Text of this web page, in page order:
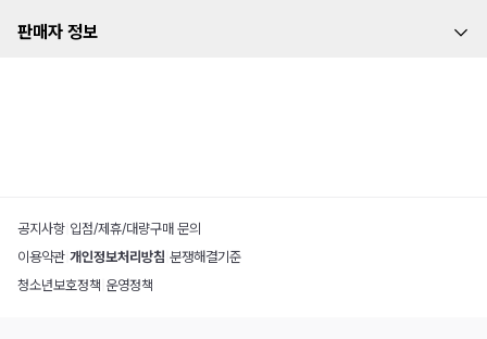
판매자 정보
공지사항 입점/제휴/대량구매 문의
이용약관 개인정보처리방침 분쟁해결기준
청소년보호정책 운영정책